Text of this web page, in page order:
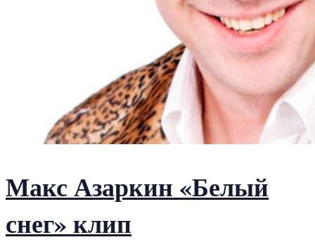
Макс Азаркин «Белый
снег» клип